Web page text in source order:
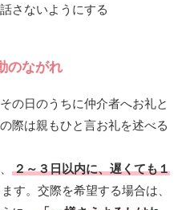
さないようにする
のながれ
の日のうちに仲介者へお礼と
際は親もひと言お礼を述べる
２～３日以内に、遅くても１
す。交際を希望する場合は、